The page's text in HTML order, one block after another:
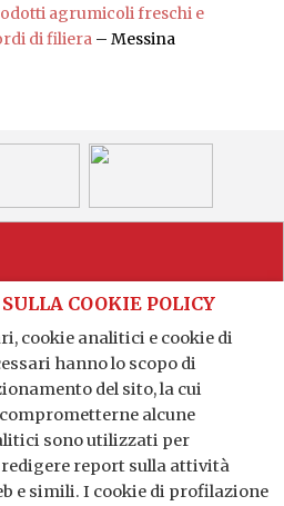
agrumicoli freschi e
di filiera – Messina
di Sicilia
- 95121 Catania (CT)
COOKIE POLICY
cookie analitici e cookie di
hanno lo scopo di
del sito, la cui
alcune
sono utilizzati per
redigere report sulla attività
e simili. I cookie di profilazione